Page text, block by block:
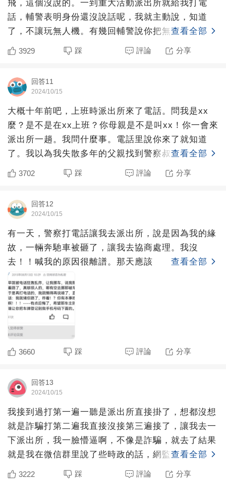
飛，這個沒說的。一到重大活動派出所就給我打電
話，輔警表明身份還沒說話呢，我就主動說，知道
了，不讓玩無人機。有幾回輔警說你把無人機交派出
所來吧，我明確拒絕。后
查看全部
3929 踩 評論 分享
回答11
2024/10/15
大概十年前吧，上班時派出所來了電話。問我是xx
麼？是不是在xx上班？你母親是不是叫xx！你一會來
派出所一趟。我問什麼事。電話里說你來了就知道
了。我以為我失散多年的父親找到警察叔叔要求我贍
養。滿腦子想怎
查看全部
3702 踩 評論 分享
回答12
2024/10/15
有一天，警察打電話讓我去派出所，說是因為我的緣
故，一輛奔馳車被砸了，讓我去協商處理。我沒
去！！喊我的原因很離譜。那天應該
查看全部
3660 踩 評論 分享
回答13
2024/10/15
我接到過打第一遍一聽是派出所直接掛了，想都沒想
就是詐騙打第二遍我直接沒接第三遍接了，讓我去一
下派出所，我一臉懵逼啊，不像是詐騙，就去了結果
就是我在微信群里說了些時政的話，網監部門要求派
出所查我，聊的啥
查看全部
3222 踩 評論 分享